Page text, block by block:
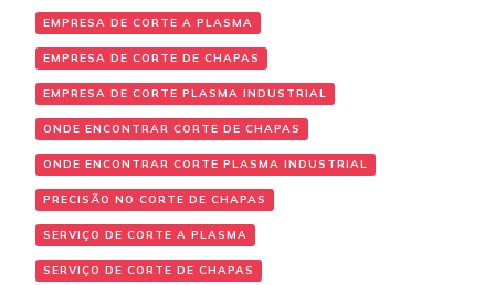
EMPRESA DE CORTE A PLASMA
EMPRESA DE CORTE DE CHAPAS
EMPRESA DE CORTE PLASMA INDUSTRIAL
ONDE ENCONTRAR CORTE DE CHAPAS
ONDE ENCONTRAR CORTE PLASMA INDUSTRIAL
PRECISÃO NO CORTE DE CHAPAS
SERVIÇO DE CORTE A PLASMA
SERVIÇO DE CORTE DE CHAPAS